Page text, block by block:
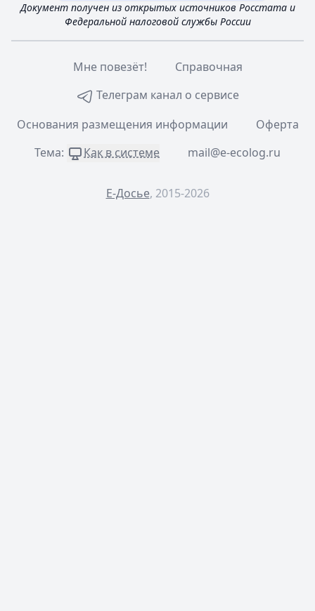
Документ получен из открытых источников Росстата и
Федеральной налоговой службы России
Мне повезёт!
Справочная
Телеграм канал о сервисе
Основания размещения информации
Оферта
Тема:
Как в системе mail@e-ecolog.ru
Е-Досье, 2015-2026